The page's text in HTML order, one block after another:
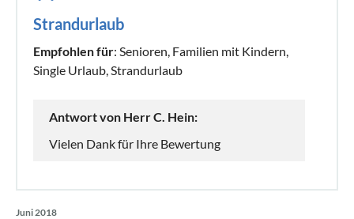
Strandurlaub
Empfohlen für: Senioren, Familien mit Kindern,
Single Urlaub, Strandurlaub
Antwort von Herr C. Hein:
Vielen Dank für Ihre Bewertung
Juni 2018